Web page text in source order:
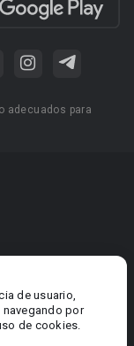
de usuario,
por
de cookies.
adecuados para